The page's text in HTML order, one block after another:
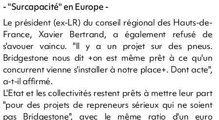
- "Surcapacité" en Europe -
Le président (ex-LR) du conseil régional des Hauts-de-
France, Xavier Bertrand, a également refusé de
s'avouer vaincu. "Il y a un projet sur des pneus.
Bridgestone nous dit +on est même prêt à ce qu'un
concurrent vienne s'installer à notre place+. Dont acte",
a-t-il affirmé.
L'Etat et les collectivités restent prêts à mettre leur part
"pour des projets de repreneurs sérieux qui ne soient
pas Bridgestone", avec le même ratio d'un euro